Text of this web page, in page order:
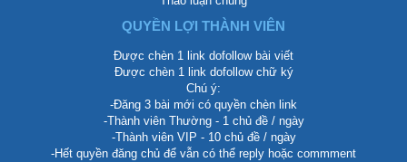
QUYỀN LỢI THÀNH VIÊN
Được chèn 1 link dofollow bài viết
Được chèn 1 link dofollow chữ ký
Chú ý:
-Đăng 3 bài mới có quyền chèn link
-Thành viên Thường - 1 chủ đề / ngày
-Thành viên VIP - 10 chủ đề / ngày
-Hết quyền đăng chủ để vẫn có thể reply hoặc commment